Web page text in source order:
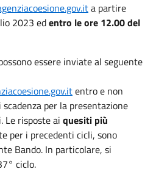
a partire
2023 edentro le ore 12.00 del
essere inviate al seguente
entro e non
per la presentazione
Le risposte ai quesiti più
per i precedenti cicli, sono
Bando. In particolare, si
ciclo.